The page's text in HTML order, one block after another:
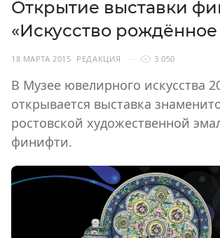
Открытие выставки
«Искусство
18 МАРТА 2015 РЕДАКЦИЯ 3 050
В Музее ювелирного искусства
открывается выставка
ростовской художественной
финифти.